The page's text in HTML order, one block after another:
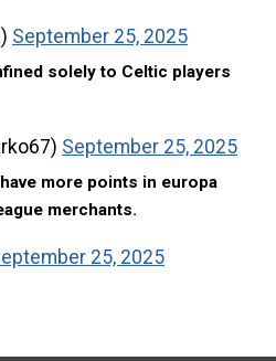
September 25, 2025
solely to Celtic players
September 25, 2025
more points in europa
merchants.
25, 2025